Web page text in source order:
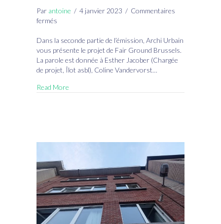
Par antoine / 4 janvier 2023 / Commentaires
fermés
Ground
dans
Archi
Urbain
Dans la seconde partie de l’émission, Archi Urbain
vous présente le projet de Fair Ground Brussels.
La parole est donnée à Esther Jacober (Chargée
de projet, Îlot asbl), Coline Vandervorst…
Read More